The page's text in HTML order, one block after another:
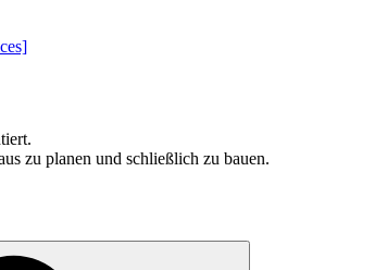
zu planen und schließlich zu bauen.